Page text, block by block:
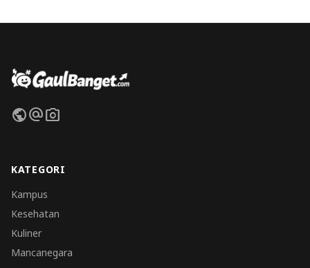
publicalternate_emailphoto_camera
KATEGORI
Kampus
Kesehatan
Kuliner
Mancanegara